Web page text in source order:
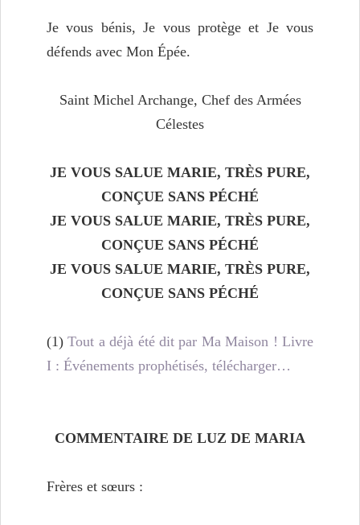
Je vous bénis, Je vous protège et Je vous
défends avec Mon Épée.
Saint Michel Archange, Chef des Armées
Célestes
JE VOUS SALUE MARIE, TRÈS PURE,
CONÇUE SANS PÉCHÉ
JE VOUS SALUE MARIE, TRÈS PURE,
CONÇUE SANS PÉCHÉ
JE VOUS SALUE MARIE, TRÈS PURE,
CONÇUE SANS PÉCHÉ
(1)Tout a déjà été dit par Ma Maison ! Livre
I : Événements prophétisés, télécharger…
COMMENTAIRE DE LUZ DE MARIA
Frères et sœurs :